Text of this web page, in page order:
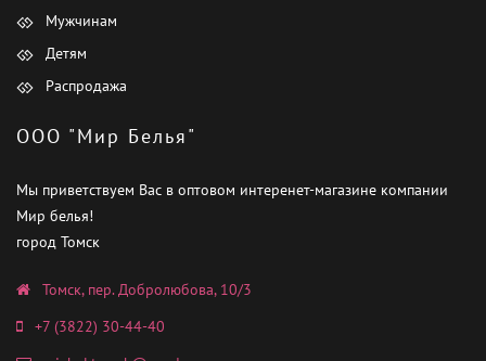
Мужчинам
Детям
Распродажа
ООО "Мир Белья"
Мы приветствуем Вас в оптовом интеренет-магазине компании
Мир белья!
город Томск
Томск, пер. Добролюбова, 10/3
+7 (3822) 30-44-40